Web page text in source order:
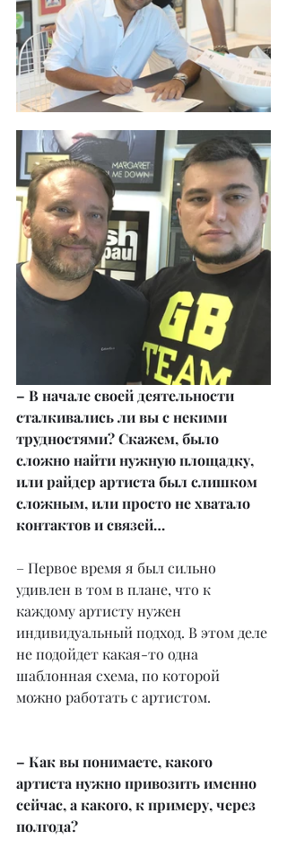
– В начале своей деятельности
сталкивались ли вы с некими
трудностями? Скажем, было
сложно найти нужную площадку,
или райдер артиста был слишком
сложным, или просто не хватало
контактов и связей…
– Первое время я был сильно
удивлен в том в плане, что к
каждому артисту нужен
индивидуальный подход. В этом деле
не подойдет какая-то одна
шаблонная схема, по которой
можно работать с артистом.
– Как вы понимаете, какого
артиста нужно привозить именно
сейчас, а какого, к примеру, через
полгода?